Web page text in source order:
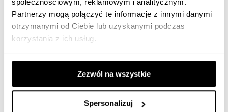
społecznościowym, reklamowym i analitycznym.
Partnerzy mogą połączyć te informacje z innymi danymi
otrzymanymi od Ciebie lub uzyskanymi podczas
korzystania z ich usług.
Zezwól na wszystkie
Spersonalizuj
telefonie, przechodzi przez desktop, wraca na telefon przy
finalizacji. Marki i sklepy, które nie zapewniają spójnego
doświadczenia cross-device, tracą klientów na każdym z tych
Co z tego wynika dla strategii marki
Strony, które są dziś dobrze widoczne w Google, często w